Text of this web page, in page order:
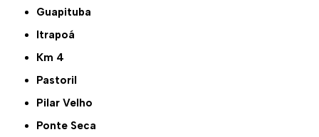
Guapituba
Itrapoá
Km 4
Pastoril
Pilar Velho
Ponte Seca